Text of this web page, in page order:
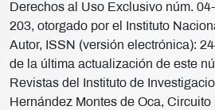
Derechos al Uso Exclusivo núm.
203, otorgado por el Instituto
Autor, ISSN (versión electrónica):
de la última actualización de este
Revistas del Instituto de
Hernández Montes de Oca,